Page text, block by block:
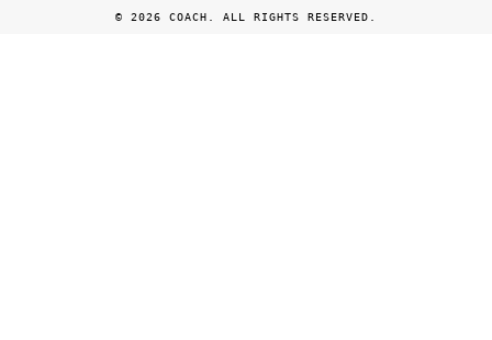
© 2026 COACH. ALL RIGHTS RESERVED.